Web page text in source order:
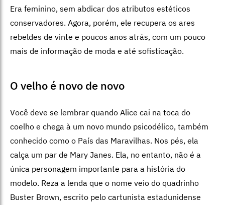
Era feminino, sem abdicar dos atributos estéticos
conservadores. Agora, porém, ele recupera os ares
rebeldes de vinte e poucos anos atrás, com um pouco
mais de informação de moda e até sofisticação.
O velho é novo de novo
Você deve se lembrar quando Alice cai na toca do
coelho e chega à um novo mundo psicodélico, também
conhecido como o País das Maravilhas. Nos pés, ela
calça um par de Mary Janes. Ela, no entanto, não é a
única personagem importante para a história do
modelo. Reza a lenda que o nome veio do quadrinho
Buster Brown, escrito pelo cartunista estadunidense